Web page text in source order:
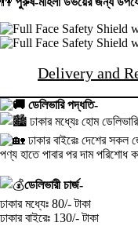
Delivery and
ডেলিভারি পদ্ধতি-
ঢাকার মধ্যেঃ হোম
ঢাকার বাইরেঃ দেশের সকল
পণ্য হাতে পাবার পর দাম পরিশোধ
ডেলিভারী চার্জ-
ঢাকার মধ্যেঃ 80/- টাকা
ঢাকার বাইরেঃ 130/- টাকা